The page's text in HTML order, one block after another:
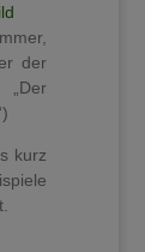
der
„Der
kurz